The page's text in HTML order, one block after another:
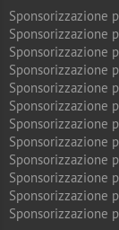
Sponsorizzazione
Sponsorizzazione
Sponsorizzazione
Sponsorizzazione
Sponsorizzazione
Sponsorizzazione
Sponsorizzazione
Sponsorizzazione
Sponsorizzazione
Sponsorizzazione
Sponsorizzazione
Sponsorizzazione